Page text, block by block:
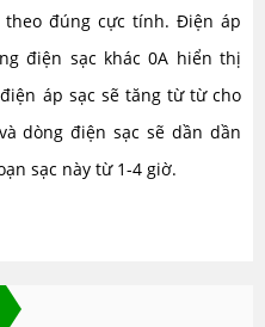
đúng cực tính. Điện áp
điện sạc khác 0A hiển thị
áp sạc sẽ tăng từ từ cho
dòng điện sạc sẽ dần dần
sạc này từ 1-4 giờ.